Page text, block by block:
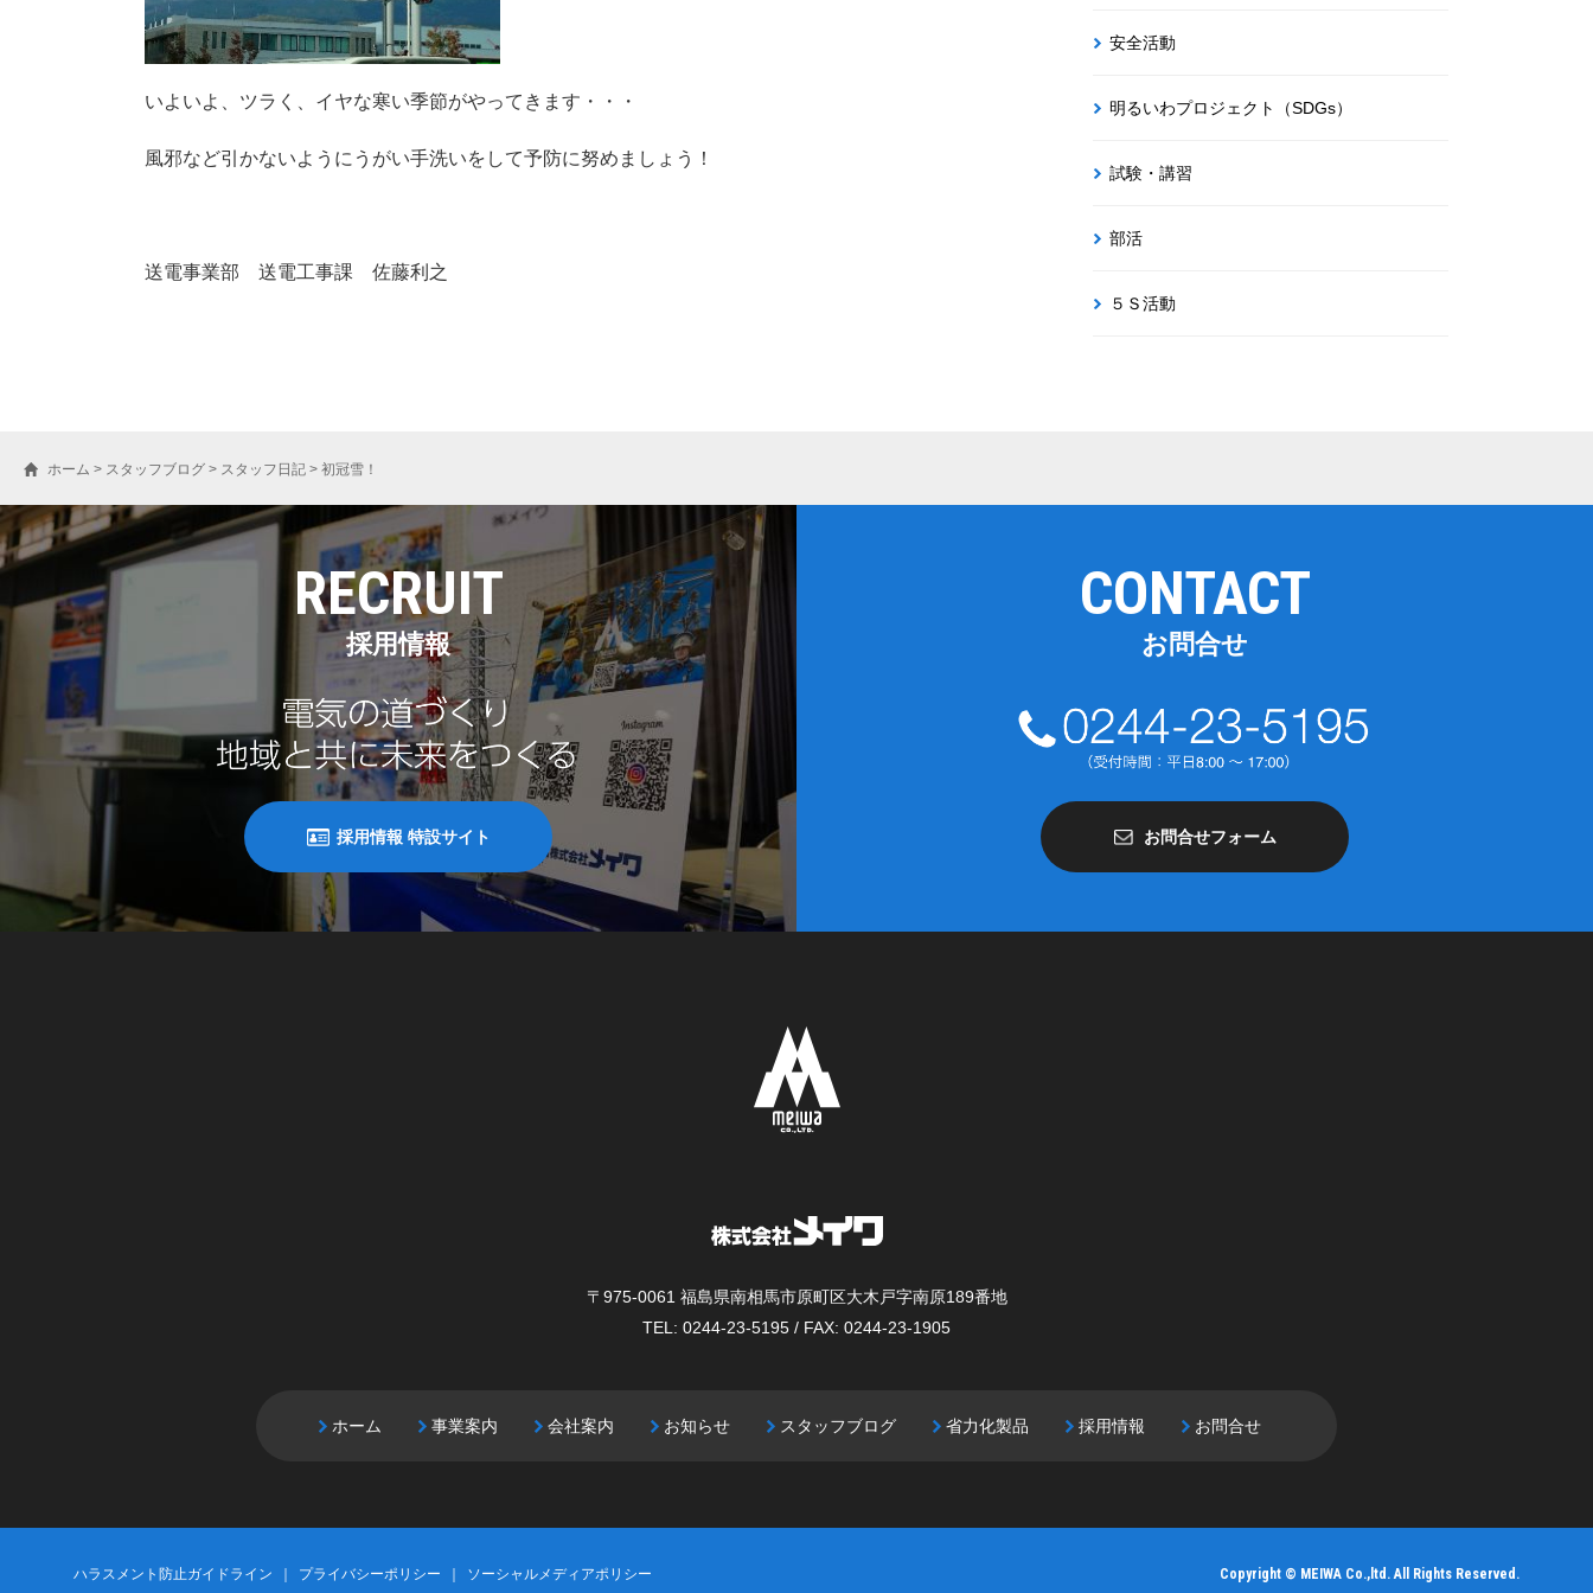
いよいよ、ツラく、イヤな寒い季節がやってきます・・・
風邪など引かないようにうがい手洗いをして予防に努めましょう！
送電事業部 送電工事課 佐藤利之
安全活動
明るいわプロジェクト（SDGs）
試験・講習
部活
５Ｓ活動
ホーム > スタッフブログ > スタッフ日記 > 初冠雪！
RECRUIT
採用情報
採用情報 特設サイト
CONTACT
お問合せ
お問合せフォーム
〒975-0061 福島県南相馬市原町区大木戸字南原189番地
TEL: 0244-23-5195 / FAX: 0244-23-1905
ホーム 事業案内 会社案内 お知らせ スタッフブログ 省力化製品 採用情報 お問合せ
ハラスメント防止ガイドライン プライバシーポリシー ソーシャルメディアポリシー Copyright © MEIWA Co.,ltd. All Rights Reserved.